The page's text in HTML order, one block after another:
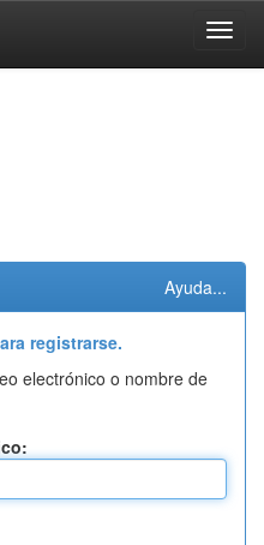
Ayuda...
registrarse.
electrónico o nombre de